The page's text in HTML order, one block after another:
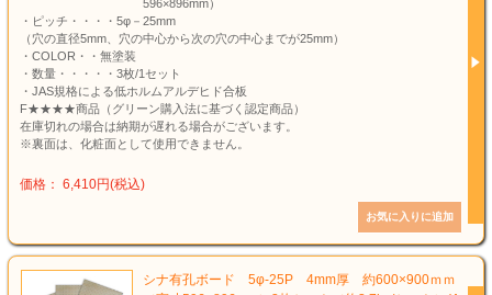
596×896mm）
・ピッチ・・・・5φ－25mm
（穴の直径5mm、穴の中心から次の穴の中心までが25mm）
・COLOR・・無塗装
・数量・・・・・3枚/1セット
・JAS規格による低ホルムアルデヒド合板
F★★★★商品（グリーン購入法に基づく認定商品）
在庫切れの場合は納期が遅れる場合がございます。
※裏面は、化粧面として使用できません。
価格： 6,410円(税込)
シナ有孔ボード 5φ-25P 4mm厚 約600×900ｍｍ